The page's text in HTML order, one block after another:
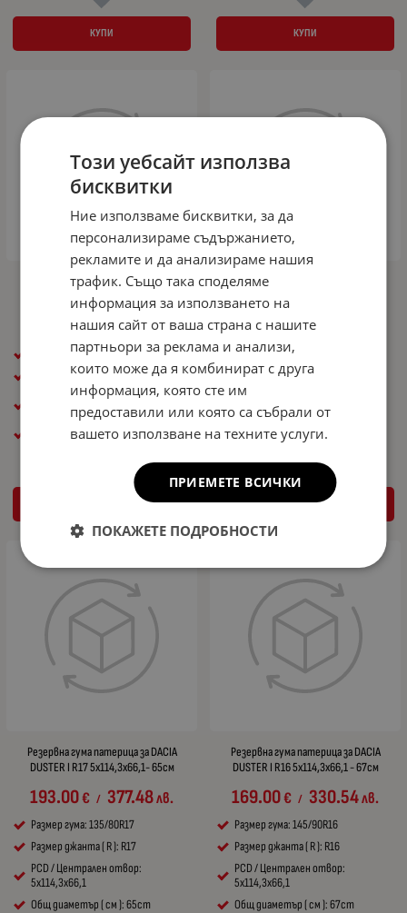
КУПИ КУПИ
Резервна гума патерица за DACIA
DUSTER II R17 5x114,3x66 - 65см
193.00€ / 377.48лв.
Размер гума: 135/80R17
Размер джанта ( R ): R17
PCD / Централен отвор:
5x114,3x66,1
Общ диаметър ( см ): 65cm
Резервна гума патерица за DACIA
169.00€ / 330.54
Размер гума: 145/90R16
Размер джанта ( R ): R16
PCD / Централен отвор:
5x114,3x66,1
Общ диаметър ( см ): 67cm
КУПИ
Резервна гума патерица за DACIA
DUSTER I R17 5x114,3x66,1- 65см
193.00€ / 377.48лв.
Размер гума: 135/80R17
Размер джанта ( R ): R17
PCD / Централен отвор:
5x114,3x66,1
Общ диаметър ( см ): 65cm
Резервна гума патерица за DACIA
DUSTER I R16 5x114,3x66,1 - 67см
169.00€ / 330.54лв.
Размер гума: 145/90R16
Размер джанта ( R ): R16
PCD / Централен отвор:
5x114,3x66,1
Общ диаметър ( см ): 67cm
Този уебсайт използва
бисквитки
Ние използваме бисквитки, за да
персонализираме съдържанието,
рекламите и да анализираме нашия
трафик. Също така споделяме
информация за използването на
нашия сайт от ваша страна с нашите
партньори за реклама и анализи,
които може да я комбинират с друга
информация, която сте им
предоставили или която са събрали от
вашето използване на техните услуги.
ПРИЕМЕТЕ ВСИЧКИ
ПОКАЖЕТЕ ПОДРОБНОСТИ